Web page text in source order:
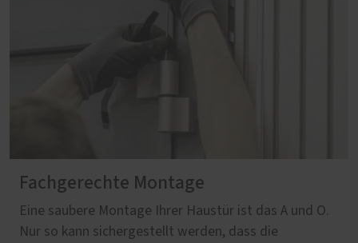
Fachgerechte Montage
Eine saubere Montage Ihrer Haustür ist das A und O.
Nur so kann sichergestellt werden, dass die